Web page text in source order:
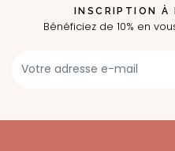
INSCRIPTION À
Bénéficiez de 10% en